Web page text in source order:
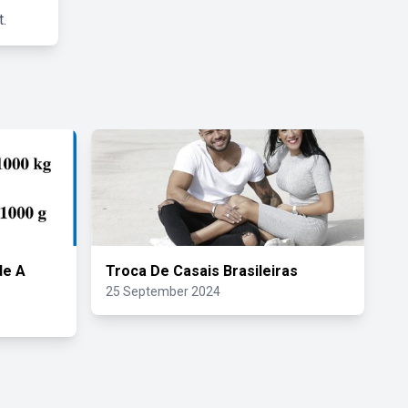
A Troca De Casais Brasileiras
25 September 2024